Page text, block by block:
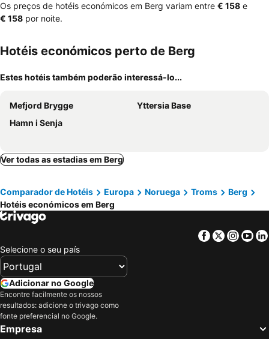
Os preços de hotéis económicos em Berg variam entre ‎€ 158 e
‎€ 158 por noite.
Hotéis económicos perto de Berg
Estes hotéis também poderão interessá-lo...
Mefjord Brygge
Yttersia Base
Hamn i Senja
Ver todas as estadias em Berg
Comparador de Hotéis Europa Noruega Troms
Berg
Hotéis económicos em Berg
Facebook
Twitter
Selecione o seu país
Adicionar no Google
Encontre facilmente os nossos
resultados: adicione o trivago como
fonte preferencial no Google.
Empresa